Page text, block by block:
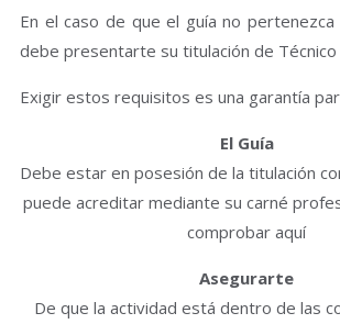
En el caso de que el guía no pertenezca
debe presentarte su titulación de
Exigir estos requisitos es una garantía
El Guía
Debe estar en posesión de la titulación
puede acreditar mediante su carné
comprobar aquí
Asegurarte
De que la actividad está dentro de las